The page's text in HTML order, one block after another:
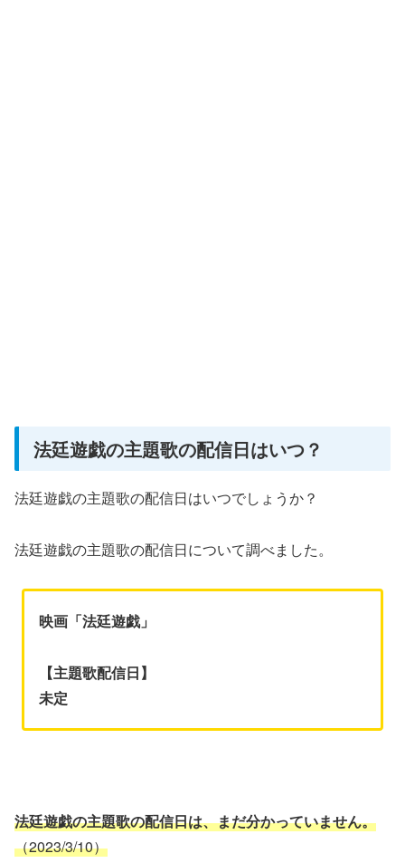
法廷遊戯の主題歌の配信日はいつ？
法廷遊戯の主題歌の配信日はいつでしょうか？
法廷遊戯の主題歌の配信日について調べました。
映画「法廷遊戯」
【主題歌配信日】
未定
法廷遊戯の主題歌の配信日は、まだ分かっていません。
（2023/3/10）